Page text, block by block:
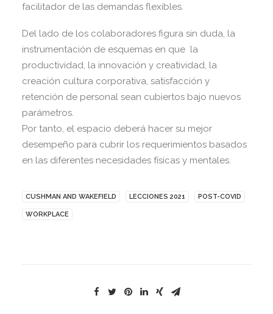
facilitador de las demandas flexibles.
Del lado de los colaboradores figura sin duda, la
instrumentación de esquemas en que la
productividad, la innovación y creatividad, la
creación cultura corporativa, satisfacción y
retención de personal sean cubiertos bajo nuevos
parámetros.
Por tanto, el espacio deberá hacer su mejor
desempeño para cubrir los requerimientos basados
en las diferentes necesidades físicas y mentales.
CUSHMAN AND WAKEFIELD LECCIONES 2021 POST-COVID
WORKPLACE